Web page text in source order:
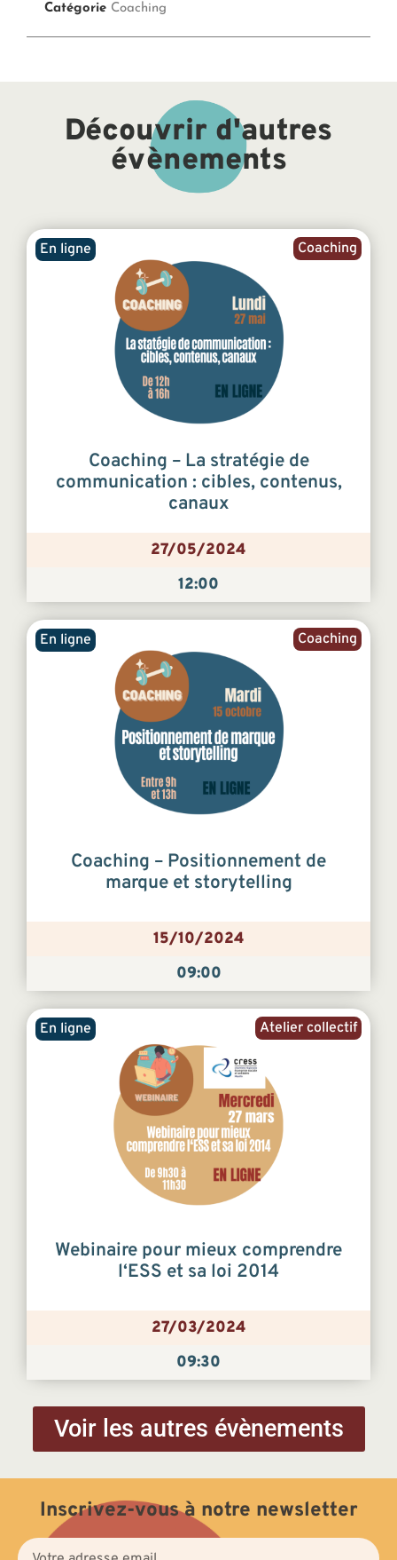
Catégorie Coaching
Découvrir d'autres
évènements
Coaching
En ligne
Coaching – La stratégie de
communication : cibles, contenus,
canaux
27/05/2024
12:00
Coaching
En ligne
Coaching – Positionnement de
marque et storytelling
15/10/2024
09:00
Atelier collectif
En ligne
Webinaire pour mieux comprendre
l‘ESS et sa loi 2014
27/03/2024
09:30
Voir les autres évènements
Inscrivez-vous à notre newsletter